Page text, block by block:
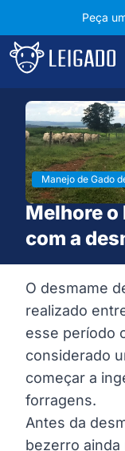
Cases
Peça
Leigado
Manejo de Gado
Melhore o
com a
O desmame
realizado
esse período
considerado
começar a
forragens.
Antes da
bezerro